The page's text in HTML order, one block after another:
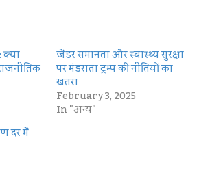
क्या जेंडर समानता और स्वास्थ्य सुरक्षा
पर मंडराता ट्रम्प की नीतियों का
खतरा
February 3, 2025
In "अन्य"
दर में